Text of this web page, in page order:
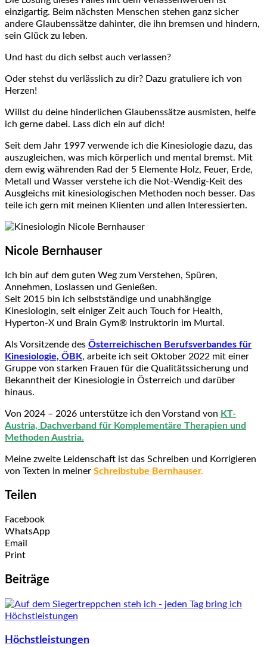
einzigartig. Beim nächsten Menschen stehen ganz sicher
andere Glaubenssätze dahinter, die ihn bremsen und hindern,
sein Glück zu leben.
Und hast du dich selbst auch verlassen?
Oder stehst du verlässlich zu dir? Dazu gratuliere ich von
Herzen!
Willst du deine hinderlichen Glaubenssätze ausmisten, helfe
ich gerne dabei. Lass dich ein auf dich!
Seit dem Jahr 1997 verwende ich die Kinesiologie dazu, das
auszugleichen, was mich körperlich und mental bremst. Mit
dem ewig währenden Rad der 5 Elemente Holz, Feuer, Erde,
Metall und Wasser verstehe ich die Not-Wendig-Keit des
Ausgleichs mit kinesiologischen Methoden noch besser. Das
teile ich gern mit meinen Klienten und allen Interessierten.
Nicole Bernhauser
Ich bin auf dem guten Weg zum Verstehen, Spüren,
Annehmen, Loslassen und Genießen.
Seit 2015 bin ich selbstständige und unabhängige
Kinesiologin, seit einiger Zeit auch Touch for Health,
Hyperton-X und Brain Gym® Instruktorin im Murtal.
Als Vorsitzende des Österreichischen Berufsverbandes für
Kinesiologie, ÖBK, arbeite ich seit Oktober 2022 mit einer
Gruppe von starken Frauen für die Qualitätssicherung und
Bekanntheit der Kinesiologie in Österreich und darüber
hinaus.
Von 2024 – 2026 unterstütze ich den Vorstand von KT-
Austria, Dachverband für Komplementäre Therapien und
Methoden Austria.
Meine zweite Leidenschaft ist das Schreiben und Korrigieren
von Texten in meiner Schreibstube Bernhauser.
Teilen
Facebook
WhatsApp
Email
Print
Beiträge
Höchstleistungen